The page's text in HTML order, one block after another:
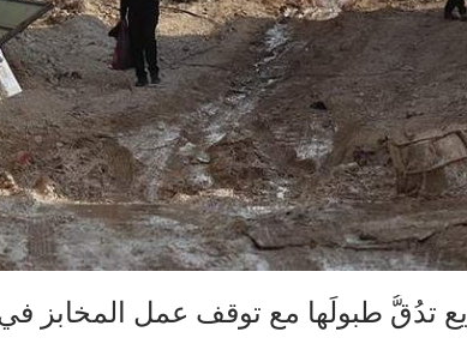
تدُقُّ طبولَها مع توقف عمل المخابز